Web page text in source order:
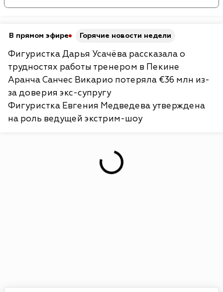
В прямом эфире Горячие новости недели
Фигуристка Дарья Усачёва рассказала о
трудностях работы тренером в Пекине
Аранча Санчес Викарио потеряла €36 млн из-
за доверия экс-супругу
Фигуристка Евгения Медведева утверждена
на роль ведущей экстрим-шоу